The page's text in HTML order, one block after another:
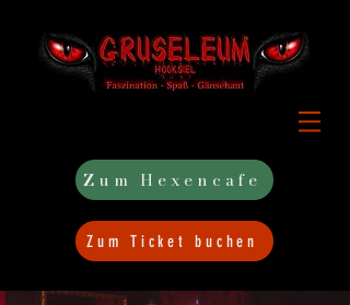
Zum Hexencafe
Zum Ticket buchen